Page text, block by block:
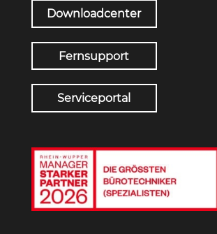
Downloadcenter
Fernsupport
Serviceportal